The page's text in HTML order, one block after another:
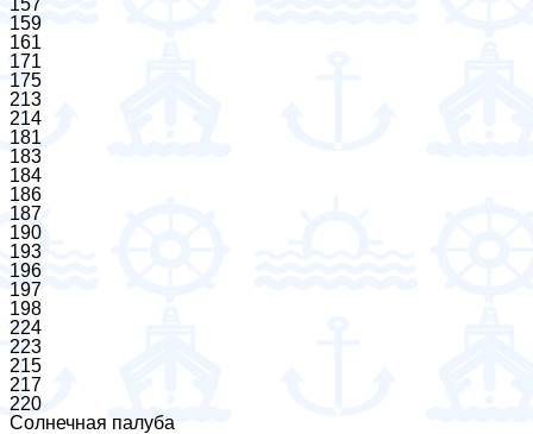
157
159
161
171
175
213
214
181
183
184
186
187
190
193
196
197
198
224
223
215
217
220
Солнечная палуба